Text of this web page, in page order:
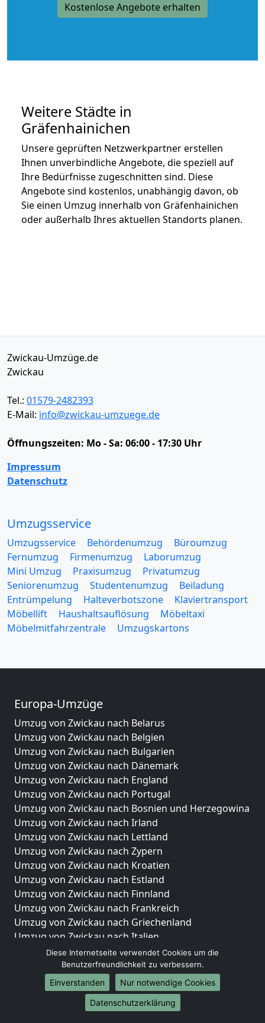
Kostenlose Angebote erhalten
Weitere Städte in
Gräfenhainichen
Unsere geprüften Netzwerkpartner erstellen
Ihnen unverbindliche Angebote, die speziell auf
Ihre Bedürfnisse zugeschnitten sind. Diese
Angebote sind kostenlos, unabhängig davon, ob
Sie einen Umzug innerhalb von Gräfenhainichen
oder außerhalb Ihres aktuellen Standorts planen.
Zwickau-Umzüge.de
Zwickau
Tel.: 01579-2482393
E-Mail: info@zwickau-umzuege.de
Öffnungszeiten: Mo - Sa: 06:00 - 17:30 Uhr
Impressum
Datenschutz
Umzugsservice
Umzugsservice Behördenumzug
Büroumzug
Fernumzug
Firmenumzug
Laborumzug
Mini Umzug
Praxisumzug
Privatumzug
Seniorenumzug
Studentenumzug
Beiladung
Entrümpelung
Halteverbotszone
Klaviertransport
Möbellift
Haushaltsauflösung
Möbeltaxi
Möbelmitfahrzentrale
Umzugskartons
Europa-Umzüge
Umzug von Zwickau nach Belarus
Umzug von Zwickau nach Belgien
Umzug von Zwickau nach Bulgarien
Umzug von Zwickau nach Dänemark
Umzug von Zwickau nach England
Umzug von Zwickau nach Portugal
Umzug von Zwickau nach Bosnien und Herzegowina
Umzug von Zwickau nach Irland
Umzug von Zwickau nach Lettland
Umzug von Zwickau nach Zypern
Umzug von Zwickau nach Kroatien
Umzug von Zwickau nach Estland
Umzug von Zwickau nach Finnland
Umzug von Zwickau nach Frankreich
Umzug von Zwickau nach Griechenland
Umzug von Zwickau nach Italien
Umzug von Zwickau nach Liechtenstein
Umzug von Zwickau nach Luxemburg
Umzug von Zwickau nach Niederlande
Umzug von Zwickau nach Norwegen
Umzüge-Deutschlandweit
Diese Internetseite verwendet Cookies um die
Benutzerfreundlichkeit zu verbessern.
Einverstanden
Nur notwendige Cookies
Datenschutzerklärung